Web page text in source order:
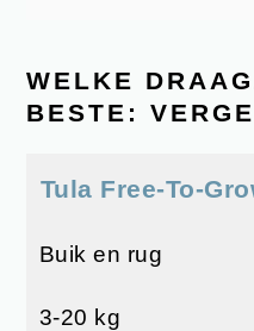
WELKE
BESTE:
Tula Free-To-
Buik en rug
3-20 kg